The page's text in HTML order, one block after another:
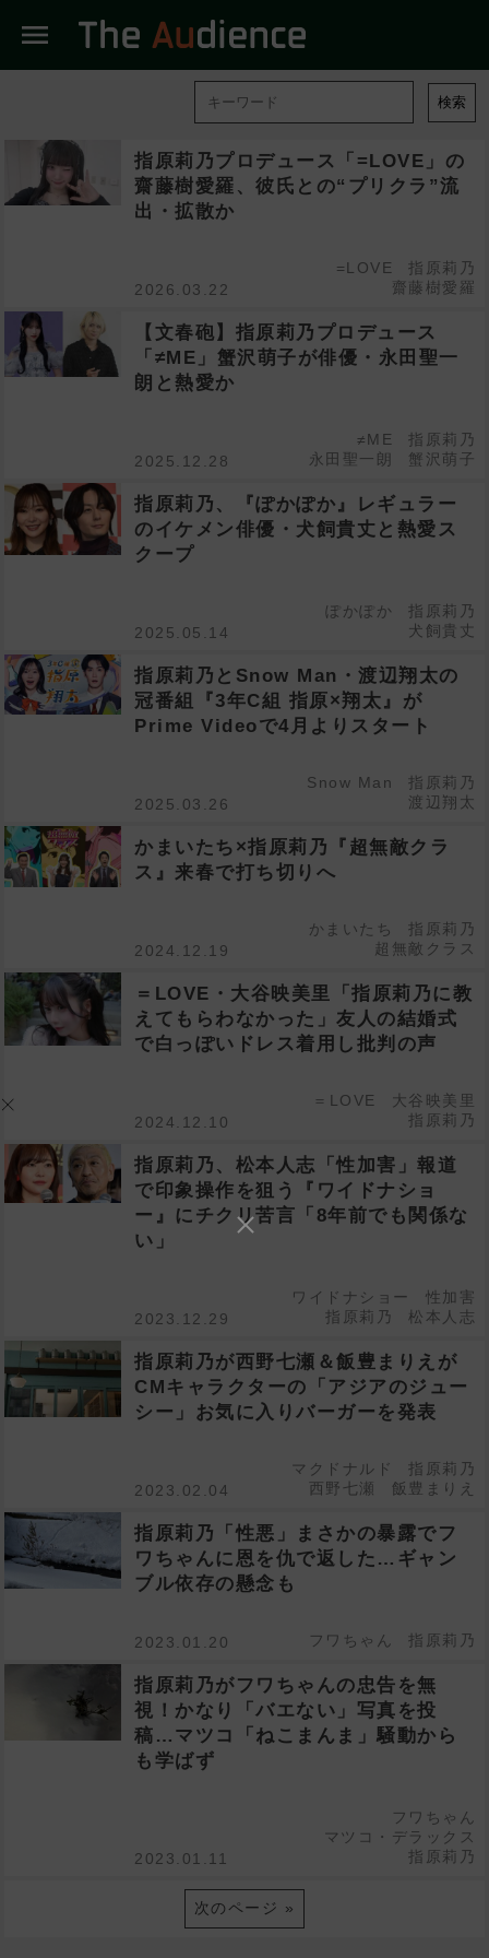
menu
検索
指原莉乃プロデュース「=LOVE」の
齋藤樹愛羅、彼氏との“プリクラ”流
出・拡散か
2026.03.22
=LOVE
指原莉乃
齋藤樹愛羅
【文春砲】指原莉乃プロデュース
「≠ME」蟹沢萌子が俳優・永田聖一
朗と熱愛か
2025.12.28
≠ME
指原莉乃
永田聖一朗
蟹沢萌子
指原莉乃、『ぽかぽか』レギュラー
のイケメン俳優・犬飼貴丈と熱愛ス
クープ
2025.05.14
ぽかぽか
指原莉乃
犬飼貴丈
指原莉乃とSnow Man・渡辺翔太の
冠番組『3年C組 指原×翔太』が
Prime Videoで4月よりスタート
2025.03.26
Snow Man
指原莉乃
渡辺翔太
かまいたち×指原莉乃『超無敵クラ
ス』来春で打ち切りへ
2024.12.19
かまいたち
指原莉乃
超無敵クラス
＝LOVE・大谷映美里「指原莉乃に教
えてもらわなかった」友人の結婚式
で白っぽいドレス着用し批判の声
2024.12.10
＝LOVE
大谷映美里
指原莉乃
指原莉乃、松本人志「性加害」報道
で印象操作を狙う『ワイドナショ
ー』にチクリ苦言「8年前でも関係な
い」
2023.12.29
ワイドナショー
性加害
指原莉乃
松本人志
指原莉乃が西野七瀬＆飯豊まりえが
CMキャラクターの「アジアのジュー
シー」お気に入りバーガーを発表
2023.02.04
マクドナルド
指原莉乃
西野七瀬
飯豊まりえ
指原莉乃「性悪」まさかの暴露でフ
ワちゃんに恩を仇で返した…ギャン
ブル依存の懸念も
2023.01.20 フワちゃん 指原莉乃
指原莉乃がフワちゃんの忠告を無
視！かなり「バエない」写真を投
稿…マツコ「ねこまんま」騒動から
も学ばず
2023.01.11
フワちゃん
マツコ・デラックス
指原莉乃
次のページ »